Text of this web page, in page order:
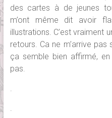
des cartes à de jeunes
m’ont même dit avoir
illustrations. C’est vraiment
retours. Ca ne m’arrive
ça semble bien affirmé,
pas.